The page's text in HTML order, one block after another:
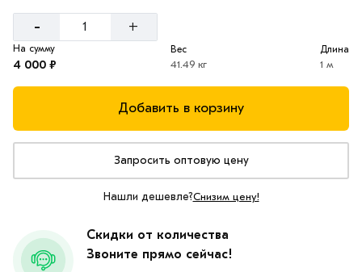
- +
На сумму
4 000 ₽
Вес
41.49 кг
Длина
1 м
Добавить в корзину
Запросить оптовую цену
Нашли дешевле?Снизим цену!
Скидки от количества
Звоните прямо сейчас!